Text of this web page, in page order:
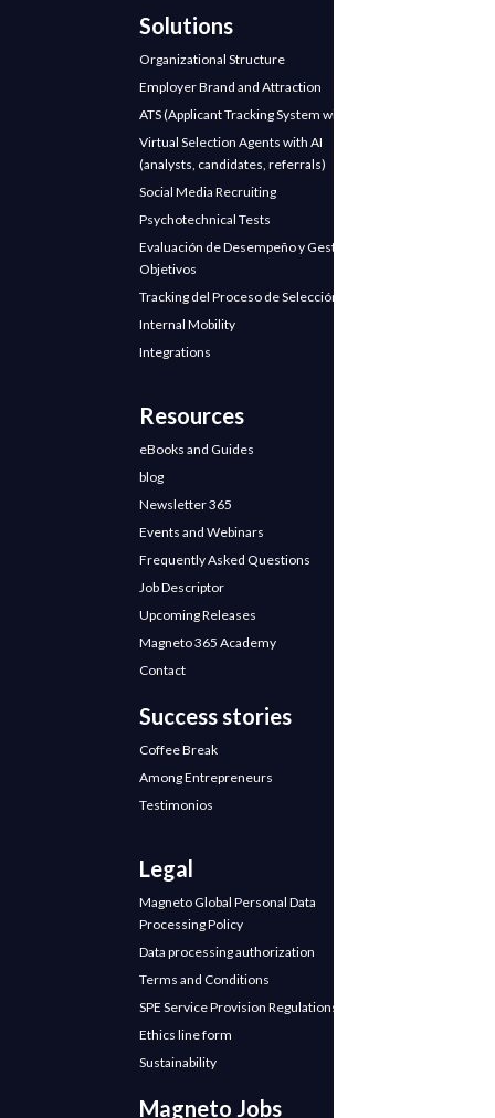
Solutions
Organizational Structure
Employer Brand and Attraction
ATS (Applicant Tracking System with AI)
Virtual Selection Agents with AI
(analysts, candidates, referrals)
Social Media Recruiting
Psychotechnical Tests
Evaluación de Desempeño y Gestión de
Objetivos
Tracking del Proceso de Selección
Internal Mobility
Integrations
Resources
eBooks and Guides
blog
Newsletter 365
Events and Webinars
Frequently Asked Questions
Job Descriptor
Upcoming Releases
Magneto 365 Academy
Contact
Success stories
Coffee Break
Among Entrepreneurs
Testimonios
Legal
Magneto Global Personal Data
Processing Policy
Data processing authorization
Terms and Conditions
SPE Service Provision Regulations
Ethics line form
Sustainability
Magneto Jobs